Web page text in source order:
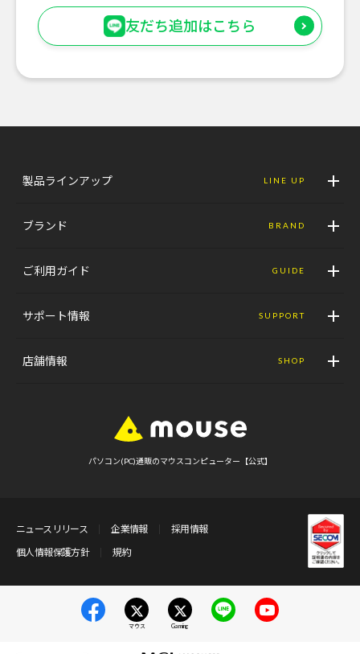
友だち追加はこちら
製品ラインアップ LINE UP
ブランド BRAND
ご利用ガイド GUIDE
サポート情報 SUPPORT
店舗情報 SHOP
パソコン(PC)通販のマウスコンピューター【公式】
ニュースリリース 企業情報
採用情報
個人情報保護方針
規約
マウス Gaming